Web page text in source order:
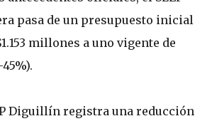
pasa de un presupuesto inicial
millones a uno vigente de
Diguillín registra una reducción